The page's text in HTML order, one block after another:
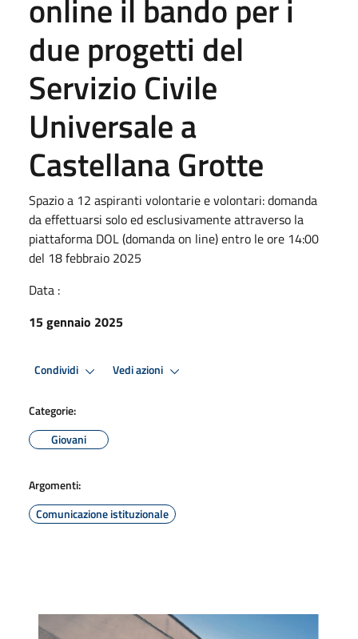
online il bando per i
due progetti del
Servizio Civile
Universale a
Castellana Grotte
Spazio a 12 aspiranti volontarie e volontari: domanda
da effettuarsi solo ed esclusivamente attraverso la
piattaforma DOL (domanda on line) entro le ore 14:00
del 18 febbraio 2025
Data :
15 gennaio 2025
Condividi Vedi azioni
Categorie:
Giovani
Argomenti:
Comunicazione istituzionale